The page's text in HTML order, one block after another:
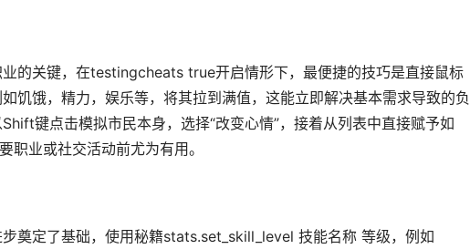
的关键，在testingcheats true开启情形下，最便捷的技巧是直接鼠标
饥饿，精力，娱乐等，将其拉到满值，这能立即解决基本需求导致的负
键点击模拟市民本身，选择“改变心情”，接着从列表中直接赋予如
职业或社交活动前尤为有用。
奠定了基础，使用秘籍stats.set_skill_level 技能名称 等级，例如